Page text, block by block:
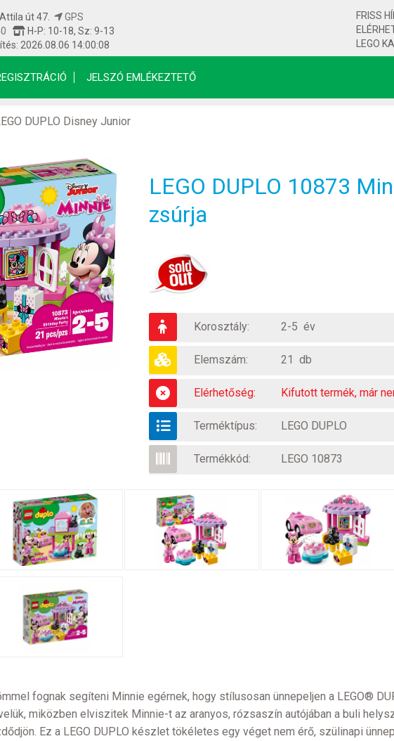
út 47.
GPS
H-P: 10-18, Sz: 9-13
2026.08.06 14:00:08
FRISS
LEGO
JELSZÓ EMLÉKEZTETŐ
DUPLO Disney Junior
LEGO DUPLO 10873
zsúrja
Korosztály: 2-5 év
Elemszám: 21 db
Elérhetőség: Kifutott termék, már
Terméktípus: LEGO DUPLO
Termékkód: LEGO 10873
fognak segíteni Minnie egérnek, hogy stílusosan ünnepeljen a LEGO®
miközben elviszitek Minnie-t az aranyos, rózsaszín autójában a buli
Ez a LEGO DUPLO készlet tökéletes egy véget nem érő, szülinapi